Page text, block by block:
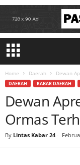
Home Daerah Dewan
DAERAH KABAR DAERAH
Dewan
Ormas
By Lintas Kabar 24-